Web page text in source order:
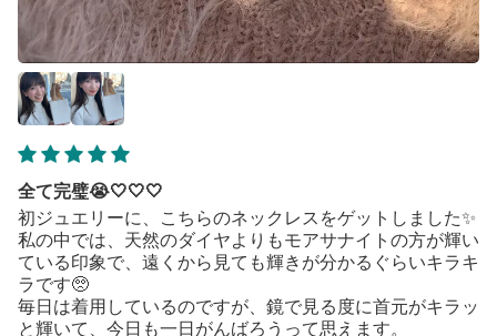
全て完璧😭🤍🤍🤍
初ジュエリーに、こちらのネックレスをゲットしました✨
私の中では、天然のダイヤよりもモアサナイトの方が輝い
ている印象で、遠くから見ても輝きが分かるぐらいキラキ
ラです🥺
毎日は着用しているのですが、鏡で見る度に首元がキラッ
と輝いて、今日も一日がんばろうって思えます。